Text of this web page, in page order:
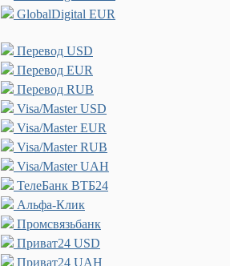
GlobalDigital EUR
Перевод USD
Перевод EUR
Перевод RUB
Visa/Master USD
Visa/Master EUR
Visa/Master RUB
Visa/Master UAH
ТелеБанк ВТБ24
Альфа-Клик
Промсвязьбанк
Приват24 USD
Приват24 UAH